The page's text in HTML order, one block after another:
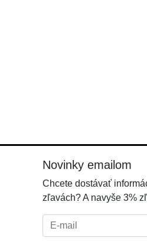
Novinky emailom
Chcete dostávať
zľavách? A navyše 3%
E-mail: